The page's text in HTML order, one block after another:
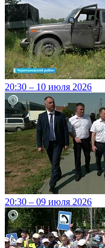
20:30 – 10 июля 2026
20:30 – 09 июля 2026